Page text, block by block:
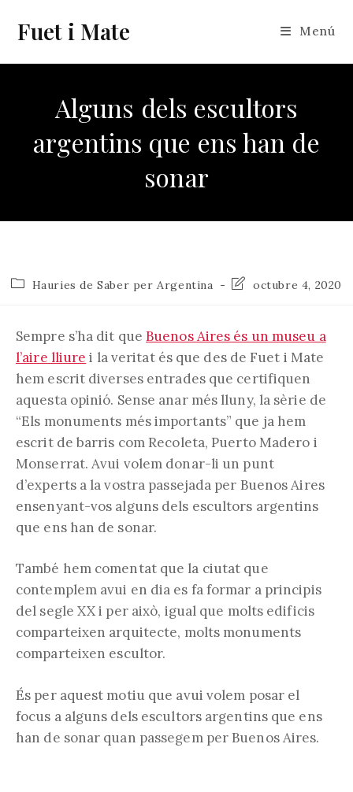
contingut
Fuet i Mate Menú
Alguns dels escultors
argentins que ens han de
sonar
Categoria
Hauries de Saber per Argentina
Última
l'entrada:
octubre 4, 2020
Sempre s’ha dit queBuenos Aires és un museu a
l’aire lliure i la veritat és que des de Fuet i Mate
hem escrit diverses entrades que certifiquen
aquesta opinió. Sense anar més lluny, la sèrie de
“Els monuments més importants” que ja hem
escrit de barris com Recoleta, Puerto Madero i
Monserrat. Avui volem donar-li un punt
d’experts a la vostra passejada per Buenos Aires
ensenyant-vos alguns dels escultors argentins
que ens han de sonar.
També hem comentat que la ciutat que
contemplem avui en dia es fa formar a principis
del segle XX i per això, igual que molts edificis
comparteixen arquitecte, molts monuments
comparteixen escultor.
És per aquest motiu que avui volem posar el
focus a alguns dels escultors argentins que ens
han de sonar quan passegem per Buenos Aires.